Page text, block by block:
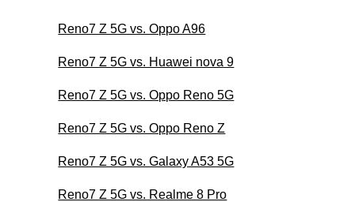
Reno7 Z 5G vs. Oppo A96
Reno7 Z 5G vs. Huawei nova 9
Reno7 Z 5G vs. Oppo Reno 5G
Reno7 Z 5G vs. Oppo Reno Z
Reno7 Z 5G vs. Galaxy A53 5G
Reno7 Z 5G vs. Realme 8 Pro